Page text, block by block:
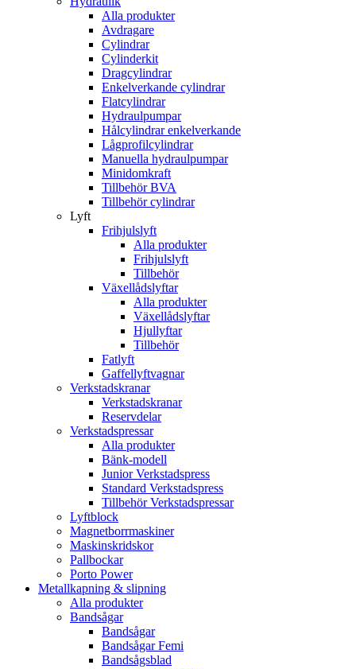
Alla produkter
Avdragare
Cylindrar
Cylinderkit
Dragcylindrar
Enkelverkande cylindrar
Flatcylindrar
Hydraulpumpar
Hålcylindrar enkelverkande
Lågprofilcylindrar
Manuella hydraulpumpar
Minidomkraft
Tillbehör BVA
Tillbehör cylindrar
Lyft
Frihjulslyft
Alla produkter
Frihjulslyft
Tillbehör
Växellådslyftar
Alla produkter
Växellådslyftar
Hjullyftar
Tillbehör
Fatlyft
Gaffellyftvagnar
Verkstadskranar
Verkstadskranar
Reservdelar
Verkstadspressar
Alla produkter
Bänk-modell
Junior Verkstadspress
Standard Verkstadspress
Tillbehör Verkstadspressar
Lyftblock
Magnetborrmaskiner
Maskinskridskor
Pallbockar
Porto Power
Metallkapning & slipning
Alla produkter
Bandsågar
Bandsågar
Bandsågar Femi
Bandsågsblad